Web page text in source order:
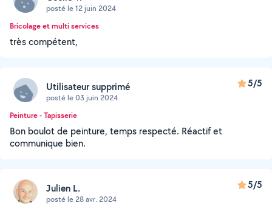
posté le 12 juin 2024
Bricolage et multi services
très compétent,
Utilisateur supprimé
posté le 03 juin 2024
5/5
Peinture - Tapisserie
Bon boulot de peinture, temps respecté. Réactif et
communique bien.
Julien L.
posté le 28 avr. 2024
5/5